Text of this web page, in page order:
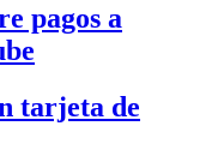
pagos a
tarjeta de